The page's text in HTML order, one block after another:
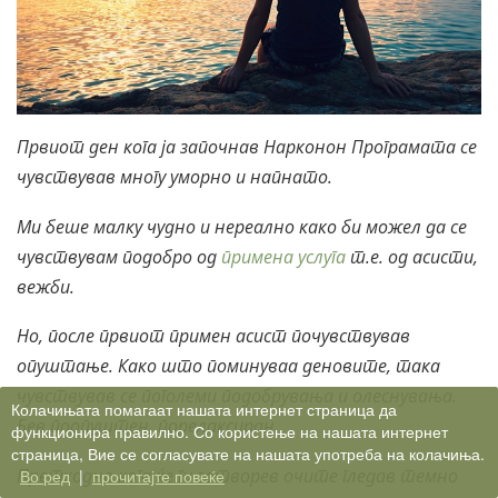
Првиот ден кога ја започнав Нарконон Програмата се
чувствував многу уморно и напнато.
Ми беше малку чудно и нереално како би можел да се
чувствувам подобро од примена услуга т.е. од асисти,
вежби.
Но, после првиот примен асист почувствував
опуштање. Како што поминуваа деновите, така
Бев поопуштен, порелаксиран.
Претходно кога ќе ги затворев очите гледав темно
Колачињата помагаат нашата интернет страница да
функционира правилно. Со користење на нашата интернет
страница, Вие се согласувате на нашата употреба на колачиња.
Во ред | прочитајте повеќе